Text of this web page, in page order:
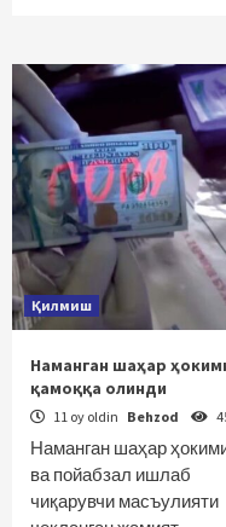
Қилмиш
Наманган шаҳар
қамоққа олинди
11 oy oldin Behzod
Наманган шаҳар
ва пойабзал ишлаб
чиқарувчи масъулияти